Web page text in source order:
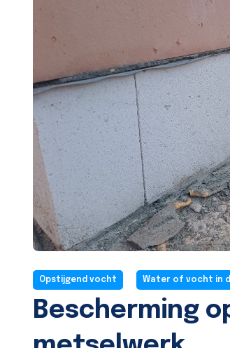
Opstijgend vocht Water of vocht in
Bescherming